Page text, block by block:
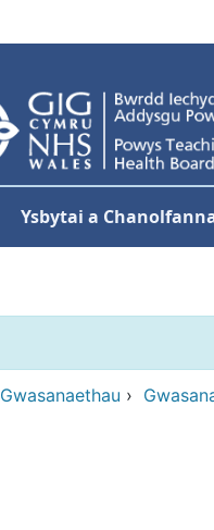
Ysbytai a
Gwasanaethau ›